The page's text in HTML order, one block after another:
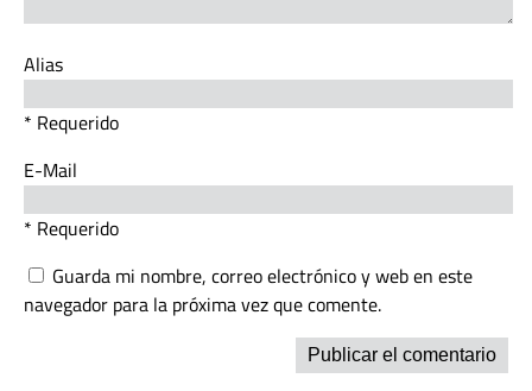
Alias
* Requerido
E-Mail
* Requerido
Guarda mi nombre, correo electrónico y web en este
navegador para la próxima vez que comente.